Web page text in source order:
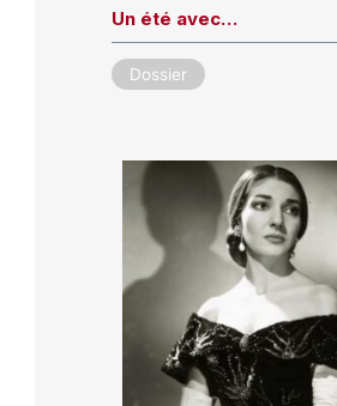
Un été avec…
Dossier